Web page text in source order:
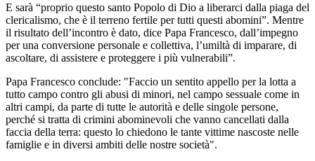
E sarà “proprio questo santo Popolo di Dio a liberarci dalla piaga del
clericalismo, che è il terreno fertile per tutti questi abomini”. Mentre
il risultato dell’incontro è dato, dice Papa Francesco, dall’impegno
per una conversione personale e collettiva, l’umiltà di imparare, di
ascoltare, di assistere e proteggere i più vulnerabili”.
Papa Francesco conclude: "Faccio un sentito appello per la lotta a
tutto campo contro gli abusi di minori, nel campo sessuale come in
altri campi, da parte di tutte le autorità e delle singole persone,
perché si tratta di crimini abominevoli che vanno cancellati dalla
faccia della terra: questo lo chiedono le tante vittime nascoste nelle
famiglie e in diversi ambiti delle nostre società".